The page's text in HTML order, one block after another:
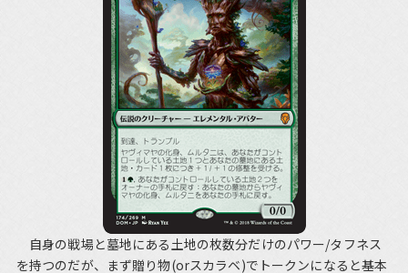
自身の戦場と墓地にある土地の枚数分だけのパワー/タフネス
を持つのだが、まず贈り物(orスカラベ)でトークンになると基本